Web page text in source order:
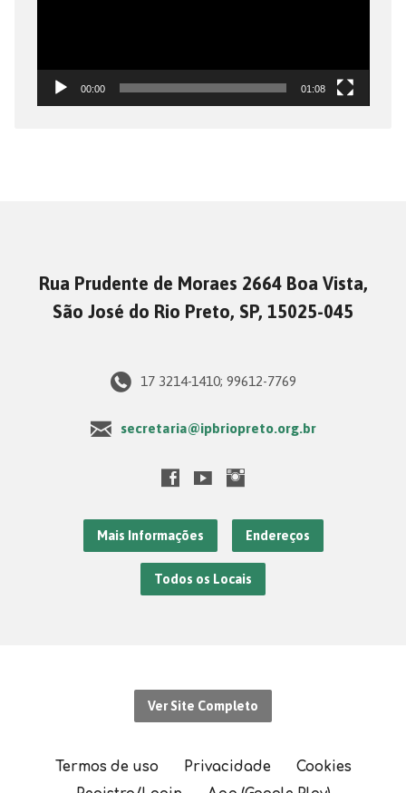
00:00 01:08
Rua Prudente de Moraes 2664 Boa Vista,
São José do Rio Preto, SP, 15025-045
17 3214-1410; 99612-7769
secretaria@ipbriopreto.org.br
Mais Informações Endereços
Todos os Locais
Ver Site Completo
Termos de uso Privacidade
Cookies